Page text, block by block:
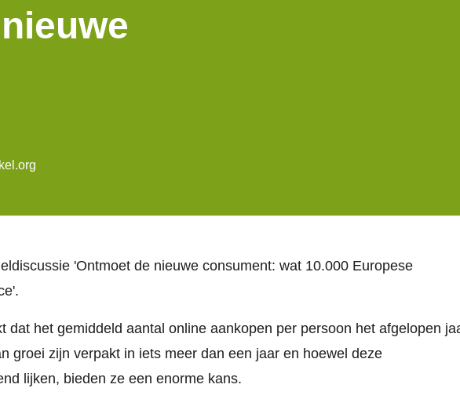
'Ontmoet de nieuwe consument: wat 10.000 Europese
dat het gemiddeld aantal online aankopen per persoon het afgelopen
groei zijn verpakt in iets meer dan een jaar en hoewel deze
lijken, bieden ze een enorme kans.